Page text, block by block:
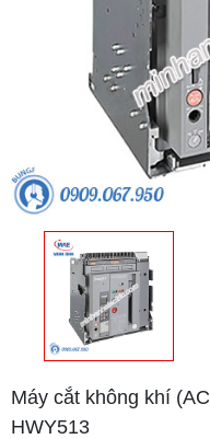
Máy cắt không khí
HWY513